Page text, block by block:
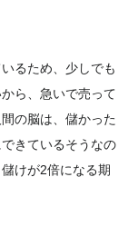
るため、少しでも
ら、急いで売って
の脳は、儲かった
きているそうなの
けが2倍になる期